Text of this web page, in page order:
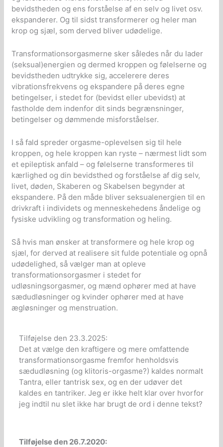
bevidstheden og ens forståelse af en selv og livet osv.
ekspanderer. Og til sidst transformerer og heler man
krop og sjæl, som derved bliver udødelige.
Transformationsorgasmerne sker således når du lader
(seksual)energien og dermed kroppen og følelserne og
bevidstheden udtrykke sig, accelerere deres
vibrationsfrekvens og ekspandere på deres egne
betingelser, i stedet for (bevidst eller ubevidst) at
fastholde dem indenfor dit sinds begrænsninger,
betingelser og dømmende misforståelser.
I så fald spreder orgasme-oplevelsen sig til hele
kroppen, og hele kroppen kan ryste – nærmest lidt som
et epileptisk anfald – og følelserne transformeres til
kærlighed og din bevidsthed og forståelse af dig selv,
livet, døden, Skaberen og Skabelsen begynder at
ekspandere. På den måde bliver seksualenergien til en
drivkraft i individets og menneskehedens åndelige og
fysiske udvikling og transformation og heling.
Så hvis man ønsker at transformere og hele krop og
sjæl, for derved at realisere sit fulde potentiale og opnå
udødelighed, så vælger man at opleve
transformationsorgasmer i stedet for
udløsningsorgasmer, og mænd ophører med at have
sædudløsninger og kvinder ophører med at have
ægløsninger og menstruation.
Tilføjelse den 23.3.2025:
Det at vælge den kraftigere og mere omfattende
transformationsorgasme fremfor henholdsvis
sædudløsning (og klitoris-orgasme?) kaldes normalt
Tantra, eller tantrisk sex, og en der udøver det
kaldes en tantriker. Jeg er ikke helt klar over hvorfor
jeg indtil nu slet ikke har brugt de ord i denne tekst?
Tilføjelse den 26.7.2020: